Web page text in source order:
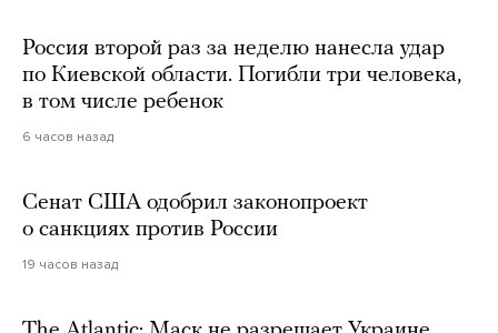
Россия второй раз за неделю нанесла удар
по Киевской области. Погибли три человека,
в том числе ребенок
6 часов назад
Сенат США одобрил законопроект
о санкциях против России
19 часов назад